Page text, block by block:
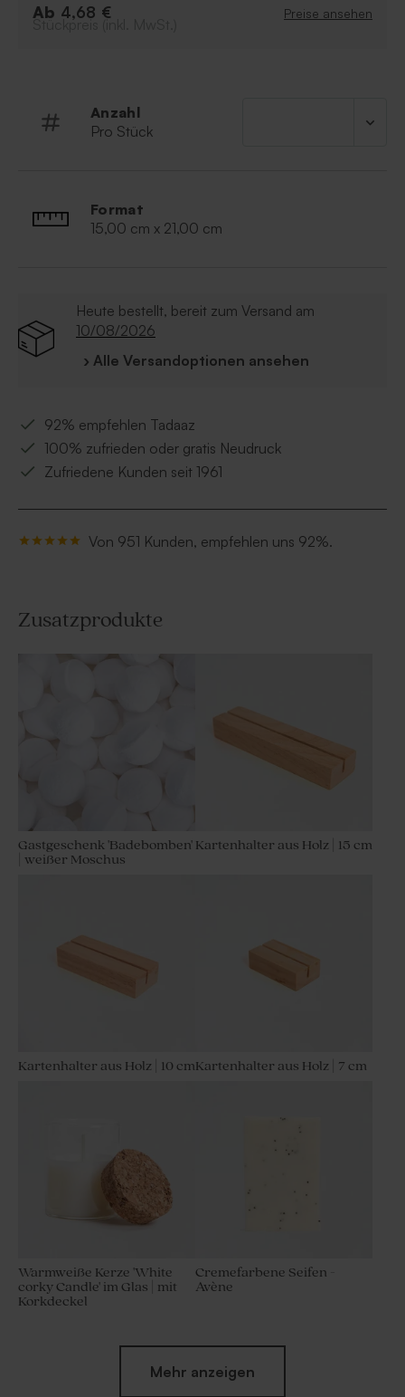
einen einzigartigen Touch und informiert eure Gäste
Ab 4,68 € Preise ansehen
Anzahl
Pro Stück
Format
15,00 cm x 21,00 cm
Heute bestellt, bereit zum Versand am
10/08/2026
› Alle Versandoptionen ansehen
92% empfehlen Tadaaz
100% zufrieden oder gratis Neudruck
Zufriedene Kunden seit 1961
Von 951 Kunden, empfehlen uns 92%.
Zusatzprodukte
Gastgeschenk 'Badebomben'
| weißer Moschus
Kartenhalter aus Holz | 15 cm
Kartenhalter aus Holz | 10 cmKartenhalter aus Holz | 7 cm
Warmweiße Kerze 'White
corky Candle' im Glas | mit
Korkdeckel
Cremefarbene Seifen -
Avène
Mehr anzeigen